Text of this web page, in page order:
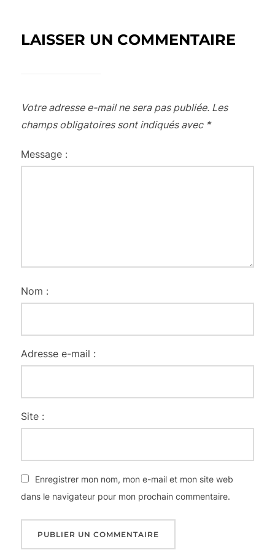
LAISSER UN COMMENTAIRE
Votre adresse e-mail ne sera pas publiée. Les
champs obligatoires sont indiqués avec *
Message :
Nom :
Adresse e-mail :
Site :
Enregistrer mon nom, mon e-mail et mon site web
dans le navigateur pour mon prochain commentaire.